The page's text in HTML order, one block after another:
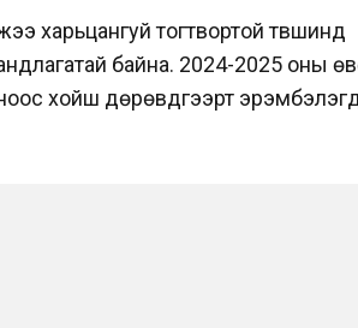
харьцангуй тогтвортой түвшинд
байна. 2024-2025 оны
хойш дөрөвдүгээрт